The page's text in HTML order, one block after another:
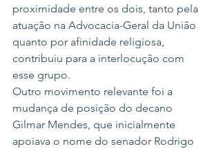
proximidade entre os dois, tanto pela
atuação na Advocacia-Geral da União
quanto por afinidade religiosa,
contribuiu para a interlocução com
esse grupo.
Outro movimento relevante foi a
mudança de posição do decano
Gilmar Mendes, que inicialmente
apoiava o nome do senador Rodrigo